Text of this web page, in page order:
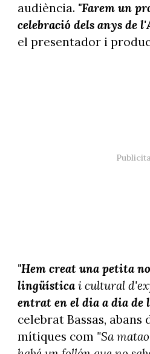
audiència. "Farem un
celebració dels anys de
el presentador i
"Hem creat una petita
lingüísticai cultural
entrat en el dia a dia de
celebrat Bassas,
mítiques com "Sa